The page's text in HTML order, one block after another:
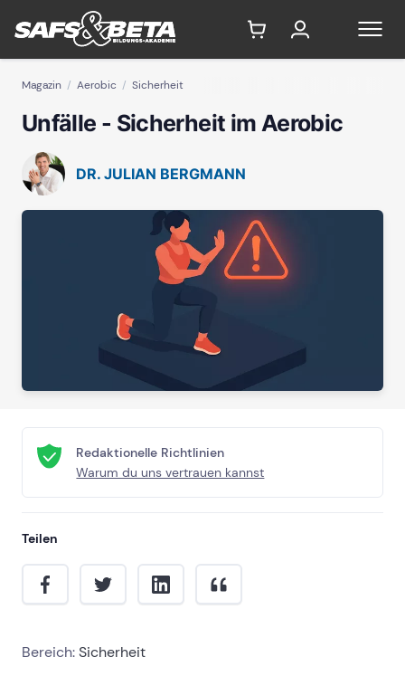
Magazin Aerobic Sicherheit
Unfälle - Sicherheit im Aerobic
DR. JULIAN BERGMANN
Redaktionelle Richtlinien
Warum du uns vertrauen kannst
Teilen
Bereich:Sicherheit